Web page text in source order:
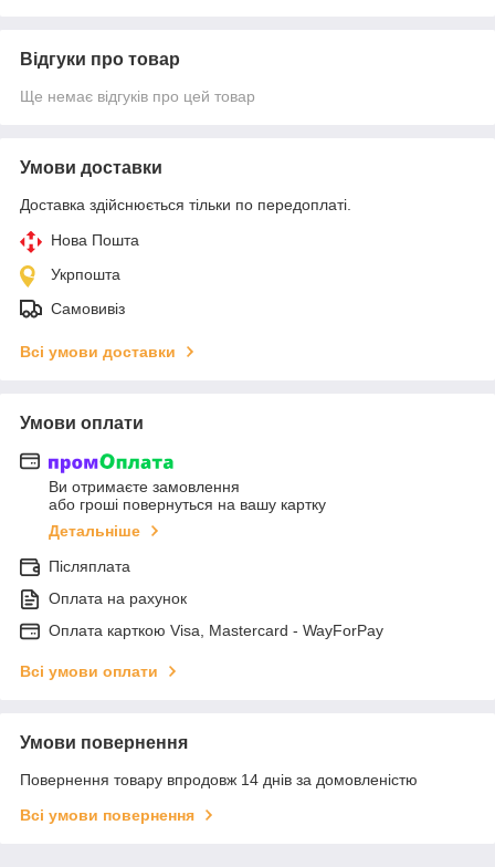
Відгуки про товар
Ще немає відгуків про цей товар
Умови доставки
Доставка здійснюється тільки по передоплаті.
Нова Пошта
Укрпошта
Самовивіз
Всі умови доставки
Умови оплати
Ви отримаєте замовлення
або гроші повернуться на вашу картку
Детальніше
Післяплата
Оплата на рахунок
Оплата карткою Visa, Mastercard - WayForPay
Всі умови оплати
Умови повернення
Повернення товару впродовж 14 днів за домовленістю
Всі умови повернення